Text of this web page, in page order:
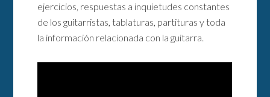
ejercicios, respuestas a inquietudes constantes
de los guitarristas, tablaturas, partituras y toda
la información relacionada con la guitarra.